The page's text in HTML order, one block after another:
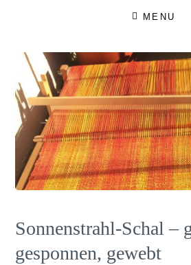
MENU
Sonnenstrahl-Schal –
gesponnen, gewebt